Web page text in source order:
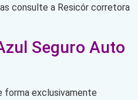
consulte a Resicór corretora
Seguro Auto
forma exclusivamente